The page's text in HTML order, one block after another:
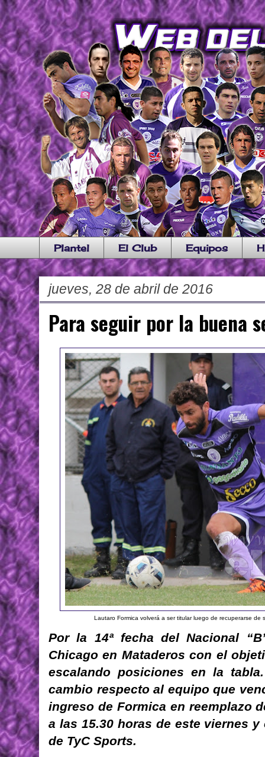
Plantel El Club Equipos
jueves, 28 de abril de 2016
Para seguir por la buena
Lautaro Formica volverá a ser titular luego de recuperarse
Por la 14ª fecha del Nacional
Chicago en Mataderos con el
escalando posiciones en la
cambio respecto al equipo que
ingreso de Formica en reemplazo
a las 15.30 horas de este viernes
de TyC Sports.